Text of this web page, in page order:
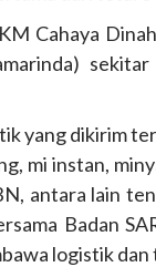
Cahaya
yang dikirim
mi instan,
antara lain
Badan
logistik